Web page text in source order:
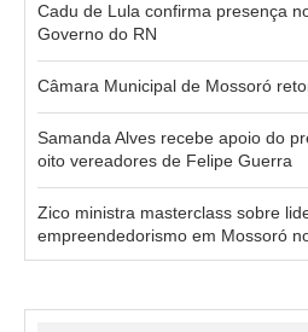
Cadu de Lula confirma presença
Governo do RN
Câmara Municipal de Mossoró
Samanda Alves recebe apoio do
oito vereadores de Felipe Guerra
Zico ministra masterclass sobre
empreendedorismo em Mossoró